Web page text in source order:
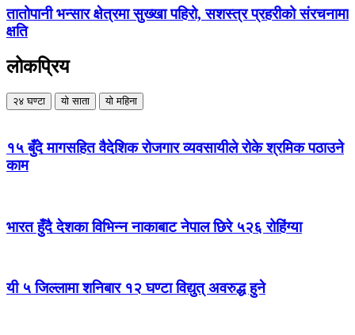
तातोपानी भन्सार क्षेत्रमा सुख्खा पहिरो, सशस्त्र प्रहरीको संरचनामा
क्षति
लोकप्रिय
२४ घण्टा यो साता यो महिना
१५ बुँदे मागसहित वैदेशिक रोजगार व्यवसायीले रोके श्रमिक पठाउने
काम
भारत हुँदै देशका विभिन्न नाकाबाट नेपाल छिरे ५२६ रोहिंग्या
यी ५ जिल्लामा शनिबार १२ घण्टा विद्युत् अवरुद्ध हुने